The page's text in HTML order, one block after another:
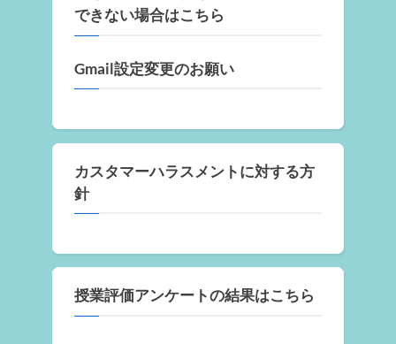
できない場合はこちら
Gmail設定変更のお願い
カスタマーハラスメントに対する方
針
授業評価アンケートの結果はこちら